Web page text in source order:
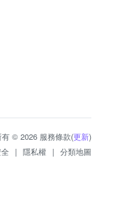
© 2026 服務條款(更新)
| 隱私權 | 分類地圖